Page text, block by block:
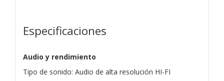
Especificaciones
Audio y rendimiento
Tipo de sonido: Audio de alta resolución HI-FI